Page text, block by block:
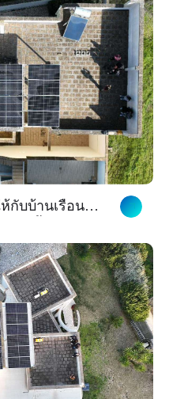
กับบ้านเรือนใน